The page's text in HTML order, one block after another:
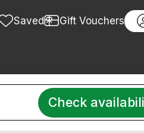
Saved Gift Vouchers
Check